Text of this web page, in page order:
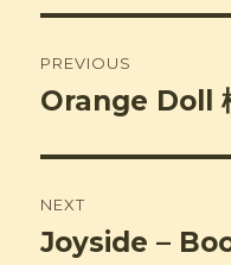
navigation
PREVIOUS
Previous
Orange Doll
NEXT
Next
Joyside –